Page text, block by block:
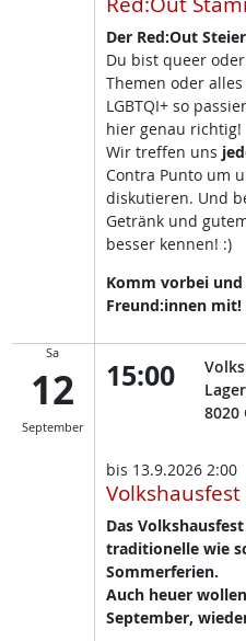
Der Red:Out
Du bist queer
Themen oder
LGBTQI+ so
hier genau richtig!
Wir treffen uns
Contra Punto um
diskutieren. Und
Getränk und
besser kennen! :)
Komm vorbei
Freund:innen mit!
Sa
12
September
15:00
8020
bis 13.9.2026 2:00
Volkshausfest
Das
traditionelle wie
Sommerferien.
Auch heuer
September,